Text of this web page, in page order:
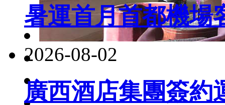
暑運首月首都機場
2026-08-02
廣西酒店集團簽約